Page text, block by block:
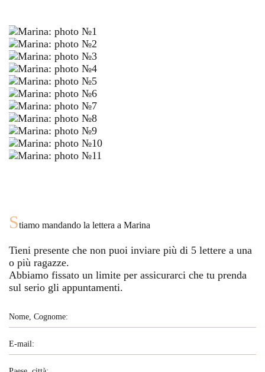
Stiamo mandando la lettera a Marina
Tieni presente che non puoi inviare più di 5 lettere a una
o più ragazze.
Abbiamo fissato un limite per assicurarci che tu prenda
sul serio gli appuntamenti.